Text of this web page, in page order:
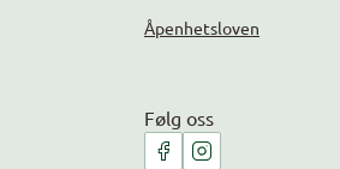
Åpenhetsloven
Følg oss